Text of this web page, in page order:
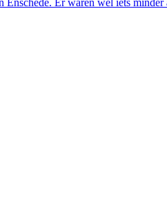
Enschede. Er waren wel iets